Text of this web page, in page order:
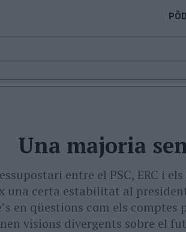
Una majoria
entre el PSC, ERC i
una certa estabilitat al
en qüestions com els
visions divergents sobre el